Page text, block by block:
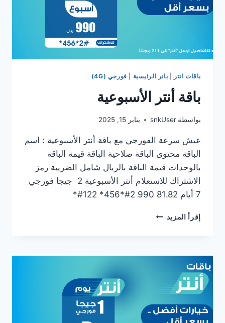
باقات انتر بانر الرئيسية فورجي (4G)
باقة أنتر الأسبوعية
بواسطة snkUser يناير 15, 2025
عيش سرعة الفورجي مع باقة أنتر الأسبوعية : اسم
الباقة محتوى الباقة صلاحية الباقة قيمة الباقة
بالوحدات قيمة الباقة بالريال شامل الضريبة رمز
الاشتراك للاستعلام أنتر الأسبوعية 2 جيجا فورجي
7 أيام 81.82 990 2#*456* 122#*
إقرأ المزيد